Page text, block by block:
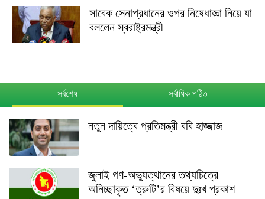
সাবেক সেনাপ্রধানের ওপর নিষেধাজ্ঞা নিয়ে যা
বললেন স্বরাষ্ট্রমন্ত্রী
সর্বশেষ সর্বাধিক পঠিত
নতুন দায়িত্বে প্রতিমন্ত্রী ববি হাজ্জাজ
জুলাই গণ-অভ্যুত্থানের তথ্যচিত্রে
অনিচ্ছাকৃত ‘ত্রুটি’র বিষয়ে দুঃখ প্রকাশ